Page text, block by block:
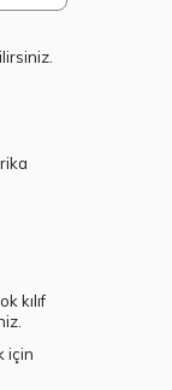
kılıf
için